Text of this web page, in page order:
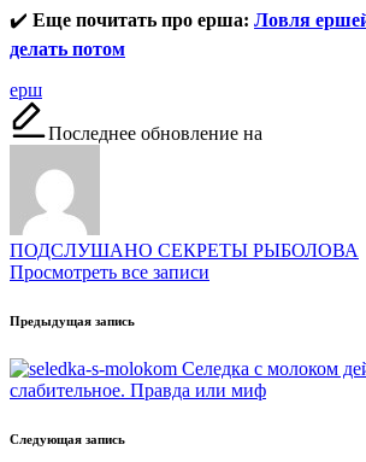
✔️ Еще почитать про ерша: Ловля
делать потом
Метки:
ерш
Последнее обновление на
ПОДСЛУШАНО СЕКРЕТЫ РЫБОЛОВА
Просмотреть все записи
Навигация
записи
Предыдущая запись
Селедка с молоком
слабительное. Правда или миф
Следующая запись